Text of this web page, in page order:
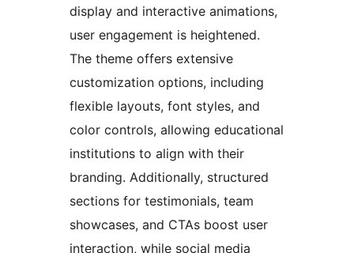
display and interactive animations,
user engagement is heightened.
The theme offers extensive
customization options, including
flexible layouts, font styles, and
color controls, allowing educational
institutions to align with their
branding. Additionally, structured
sections for testimonials, team
showcases, and CTAs boost user
interaction, while social media